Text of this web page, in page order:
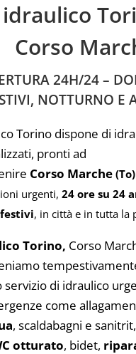
idraulico
Corso
24H/24 –
NOTTURNO E
Torino dispone di
pronti ad
Corso Marche(To)
urgenti, 24 ore su 24
, in città e in tutta la
Torino, Corso
servizio di idraulico
come
, scaldabagni e
otturato, bidet,